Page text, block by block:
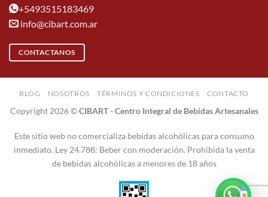
+5493515183469
info@cibart.com.ar
CONTACTANOS
BLOG NOSOTROS TÉRMINOS Y CONDICIONES CONTACTO
Copyright 2026 ©CIBART - Centro Integral de Bebidas Artesanales
Este sitio web no comercializa bebidas alcohólicas para consumo
inmediato. Ley 24.788: Beber con moderación. Prohibida la venta
de bebidas alcohólicas a menores de 18 años